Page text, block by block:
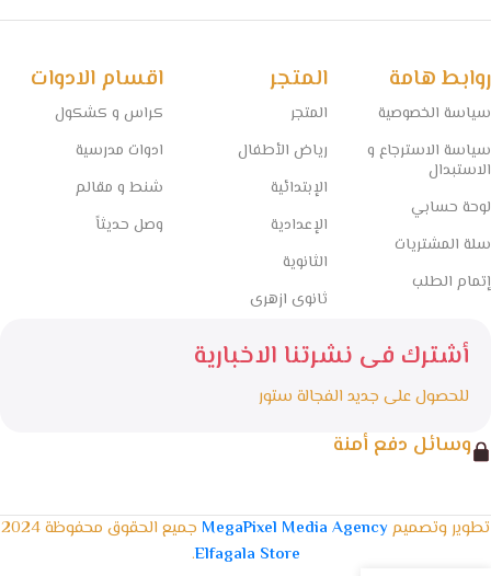
روابط هامة
سياسة الخصوصية
سياسة الاسترجاع و
الاستبدال
لوحة حسابي
سلة المشتريات
إتمام الطلب
المتجر
المتجر
رياض الأطفال
الإبتدائية
الإعدادية
الثانوية
ثانوى ازهرى
اقسام الادوات
كراس و كشكول
ادوات مدرسية
شنط و مقالم
وصل حديثاً
أشترك فى نشرتنا الاخبارية
للحصول على جديد الفجالة ستور
وسائل دفع أمنة
تطوير وتصميمMegaPixel Media Agency جميع الحقوق محفوظة 2024
Elfagala Store
.